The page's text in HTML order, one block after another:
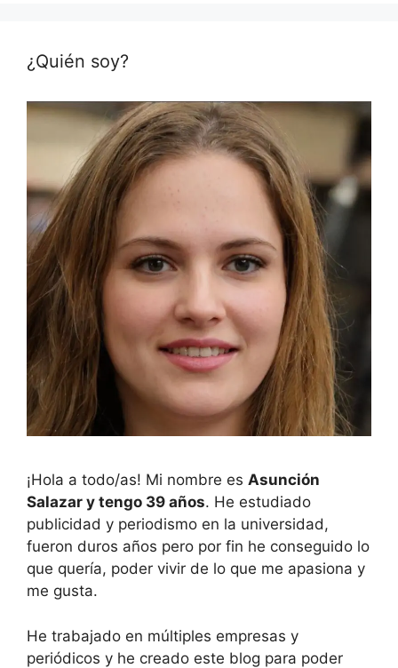
¿Quién soy?
¡Hola a todo/as! Mi nombre es Asunción
Salazar y tengo 39 años. He estudiado
publicidad y periodismo en la universidad,
fueron duros años pero por fin he conseguido lo
que quería, poder vivir de lo que me apasiona y
me gusta.
He trabajado en múltiples empresas y
periódicos y he creado este blog para poder